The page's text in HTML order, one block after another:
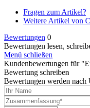
Fragen zum Artikel?
Weitere Artikel von
Bewertungen 0
Bewertungen lesen,
Menü schließen
Kundenbewertungen für
Bewertung schreiben
Bewertungen werden nach